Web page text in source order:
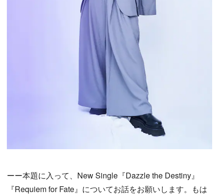
ーー本題に入って、New Single『Dazzle the Destiny』
『Requiem for Fate』についてお話をお願いします。もは